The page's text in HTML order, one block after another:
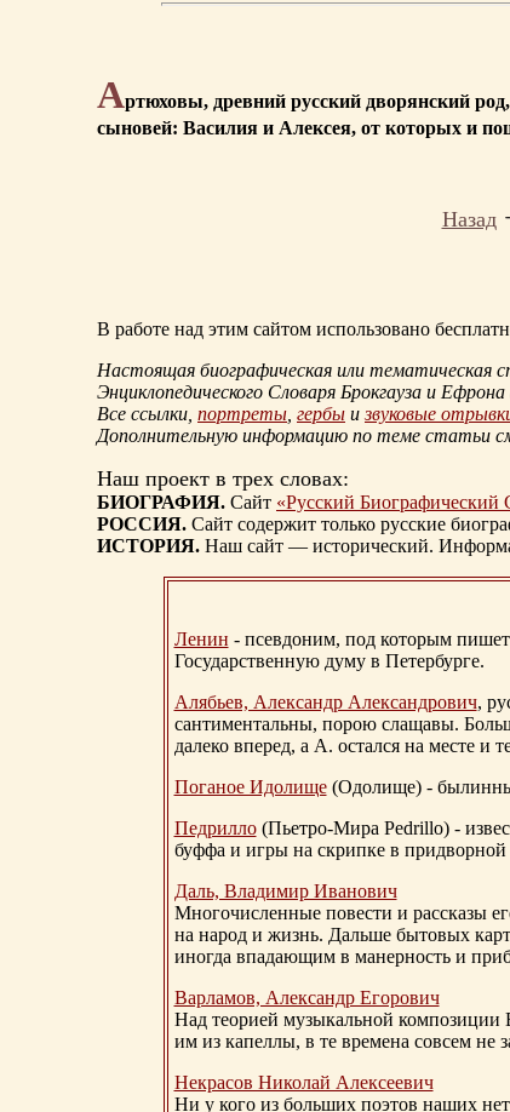
Артюховы, древний русский дворянский
сыновей: Василия и Алексея, от которых и
Назад
В работе над этим сайтом использовано
Настоящая биографическая или тематическая
Энциклопедического Словаря Брокгауза и Ефрона
Все ссылки, портреты, гербы и звуковые
Дополнительную информацию по теме статьи
Наш проект в трех словах:
БИОГРАФИЯ. Сайт «Русский Биографический
РОССИЯ. Сайт содержит только русские
ИСТОРИЯ. Наш сайт — исторический.
Ленин - псевдоним, под которым
Государственную думу в Петербурге.
Алябьев, Александр Александрович,
сантиментальны, порою слащавы.
далеко вперед, а А. остался на месте и
Поганое Идолище(Одолище) -
Педрилло(Пьетро-Мира Pedrillo) -
буффа и игры на скрипке в придворной
Даль, Владимир Иванович
Многочисленные повести и рассказы
на народ и жизнь. Дальше бытовых
иногда впадающим в манерность и
Варламов, Александр Егорович
Над теорией музыкальной композиции
им из капеллы, в те времена совсем не
Некрасов Николай Алексеевич
Ни у кого из больших поэтов наших нет